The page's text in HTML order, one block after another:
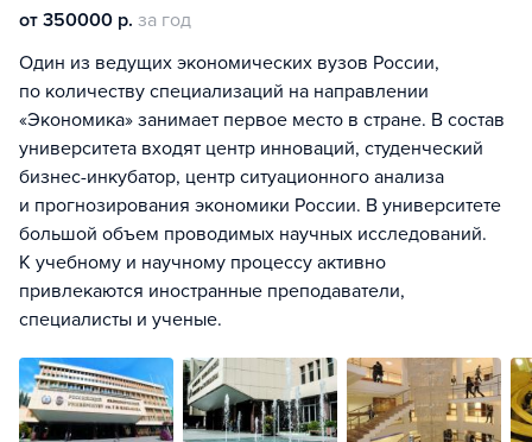
от 350000 р. за год
Один из ведущих экономических вузов России,
по количеству специализаций на направлении
«Экономика» занимает первое место в стране. В состав
университета входят центр инноваций, студенческий
бизнес-инкубатор, центр ситуационного анализа
и прогнозирования экономики России. В университете
большой объем проводимых научных исследований.
К учебному и научному процессу активно
привлекаются иностранные преподаватели,
специалисты и ученые.